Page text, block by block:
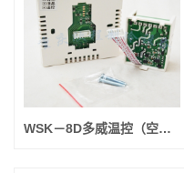
WSK－8D多威温控（空调房间用）全带 （7根线的）